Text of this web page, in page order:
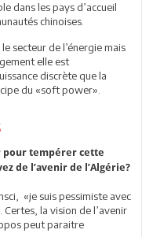
dans les pays d’accueil
chinoises.
secteur de l’énergie mais
elle est
discrète que la
du «soft power».
pour tempérer cette
de l’avenir de l’Algérie?
«je suis pessimiste avec
la vision de l’avenir
peut paraitre